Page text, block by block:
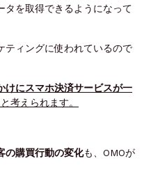
タを取得できるようになって
ティングに使われているので
けにスマホ決済サービスが一
と考えられます。
の購買行動の変化も、OMOが